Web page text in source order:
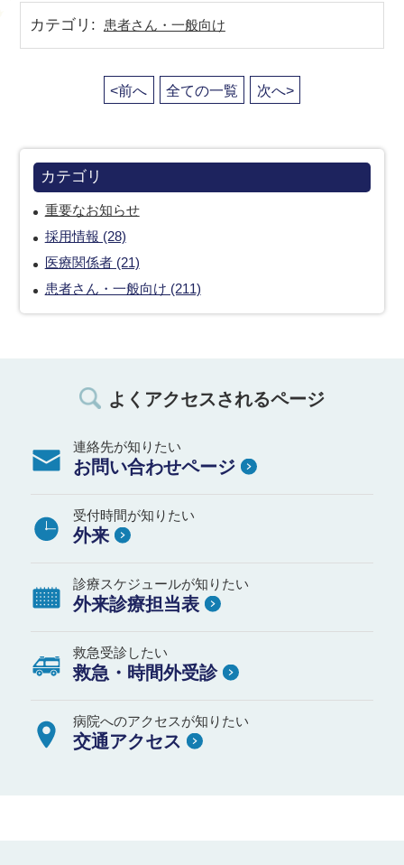
カテゴリ : 患者さん・一般向け
<前へ 全ての一覧 次へ>
カテゴリ
重要なお知らせ
採用情報 (28)
医療関係者 (21)
患者さん・一般向け (211)
よくアクセスされるページ
連絡先が知りたい
お問い合わせページ
受付時間が知りたい
外来
診療スケジュールが知りたい
外来診療担当表
救急受診したい
救急・時間外受診
病院へのアクセスが知りたい
交通アクセス